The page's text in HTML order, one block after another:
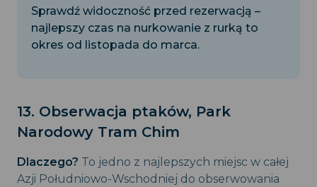
Sprawdź widoczność przed rezerwacją –
najlepszy czas na nurkowanie z rurką to
okres od listopada do marca.
13. Obserwacja ptaków, Park
Narodowy Tram Chim
Dlaczego? To jedno z najlepszych miejsc w całej
Azji Południowo-Wschodniej do obserwowania